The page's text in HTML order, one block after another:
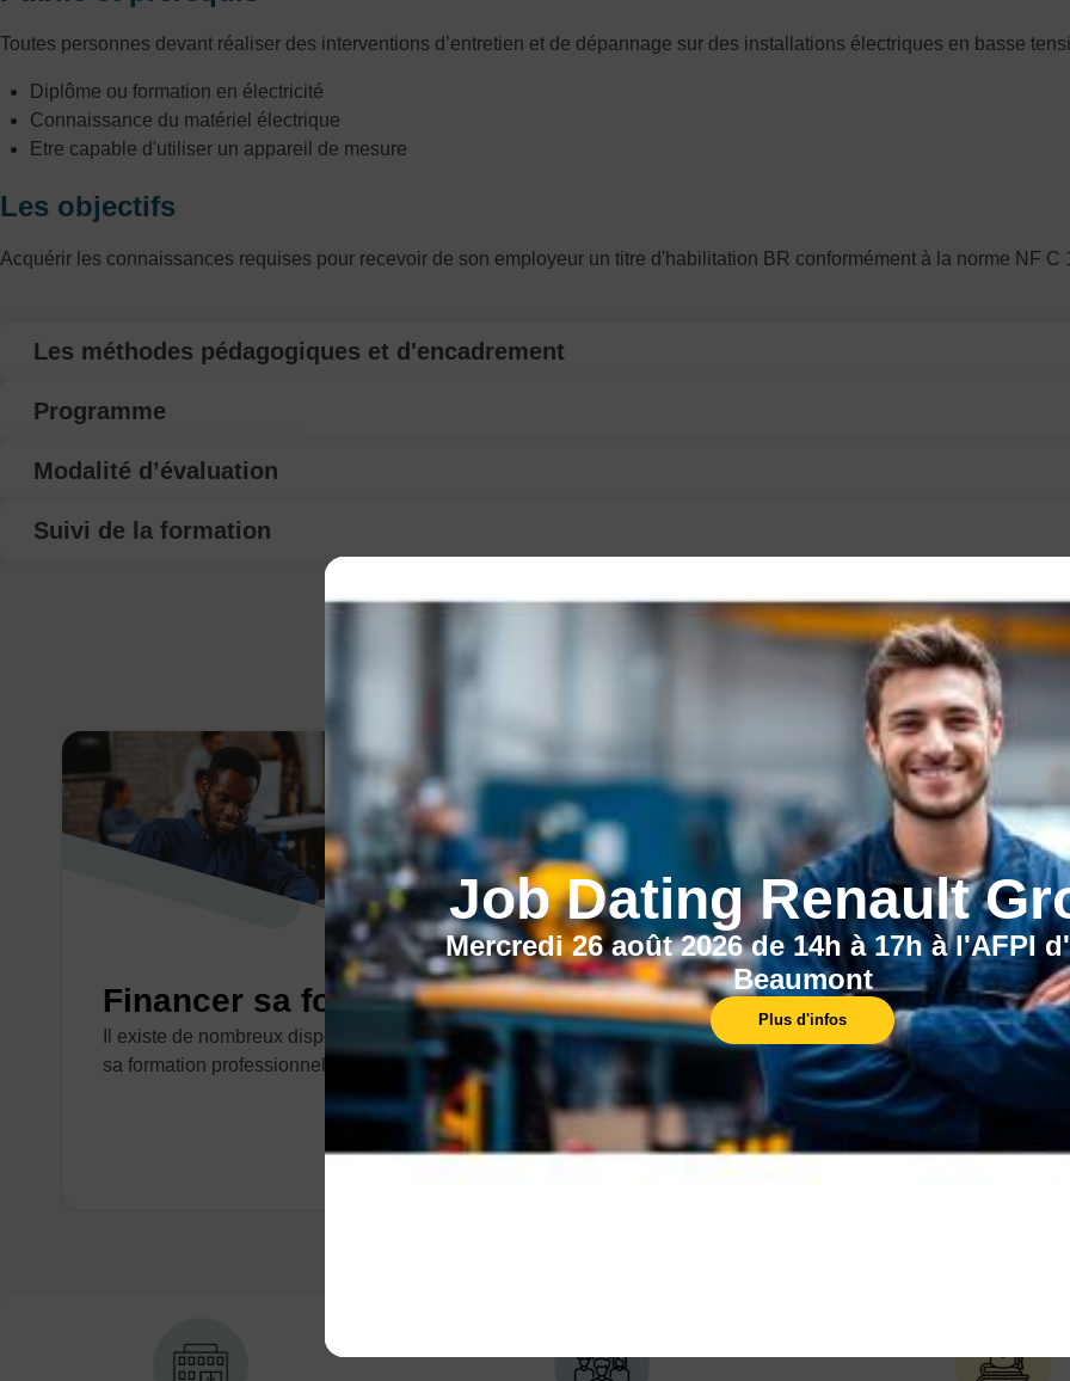
Job Dating Renault
Mercredi 26 août 2026 de 14h à 17h à l'AFPI
Beaumont
Plus d'infos
Toutes personnes devant réaliser des interventions d’entretien et de dépannage sur des installations électriques en basse
Diplôme ou formation en électricité
Connaissance du matériel électrique
Etre capable d'utiliser un appareil de mesure
Les objectifs
Acquérir les connaissances requises pour recevoir de son employeur un titre d'habilitation BR conformément à la norme NF C
Les méthodes pédagogiques et d'encadrement
Programme
Modalité d’évaluation
Suivi de la formation
CECI POURRAIT VOUS INTÉRESSER :
Financer sa formation
Il existe de nombreux dispositifs pour financer
sa formation professionnelle.
Nos centres
L'AFPI est présent sur l'ensemble du Nord-
Pas-de-Calais, avec plus de 10 centres de
formation, pour vous former près de chez vous.